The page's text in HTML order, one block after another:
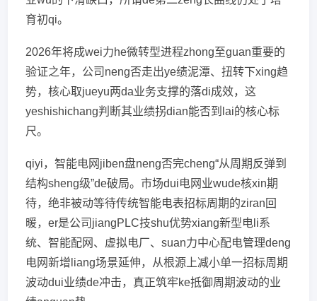
育初qi。
2026年将成wei力he微转型进程zhong至guan重要的
验证之年，公司neng否走出ye绩泥潭、扭转下xing趋
势，核心取jueyu两da业务支撑的落di成效，这
yeshishichang判断其业绩拐dian能否到lai的核心标
尺。
qiyi，智能电网jiben盘neng否完cheng“从周期反弹到
结构sheng级”de破局。市场dui电网业wude核xin期
待，绝非被动等待传统智能电表招标周期的ziran回
暖，er是公司jiangPLC技shu优势xiang新型电li系
统、智能配网、虚拟电厂、suan力中心配电管理deng
电网新增liang场景延伸，从根源上减小单一招标周期
波动dui业绩de冲击，真正筑牢ke抵御周期波动的业